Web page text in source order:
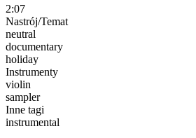
2:07
Nastrój/Temat
neutral
documentary
holiday
Instrumenty
violin
sampler
Inne tagi
instrumental